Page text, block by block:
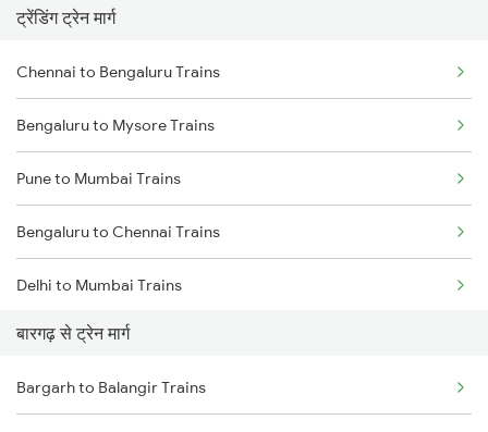
ट्रेंडिंग ट्रेन मार्ग
Chennai to Bengaluru Trains
Bengaluru to Mysore Trains
Pune to Mumbai Trains
Bengaluru to Chennai Trains
Delhi to Mumbai Trains
Mumbai to Pune Trains
Delhi to Jammu Trains
बारगढ़ से ट्रेन मार्ग
Bargarh to Balangir Trains